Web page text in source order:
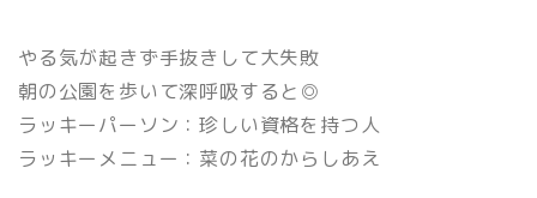
やる気が起きず手抜きして大失敗
朝の公園を歩いて深呼吸すると◎
ラッキーパーソン：珍しい資格を持つ人
ラッキーメニュー：菜の花のからしあえ